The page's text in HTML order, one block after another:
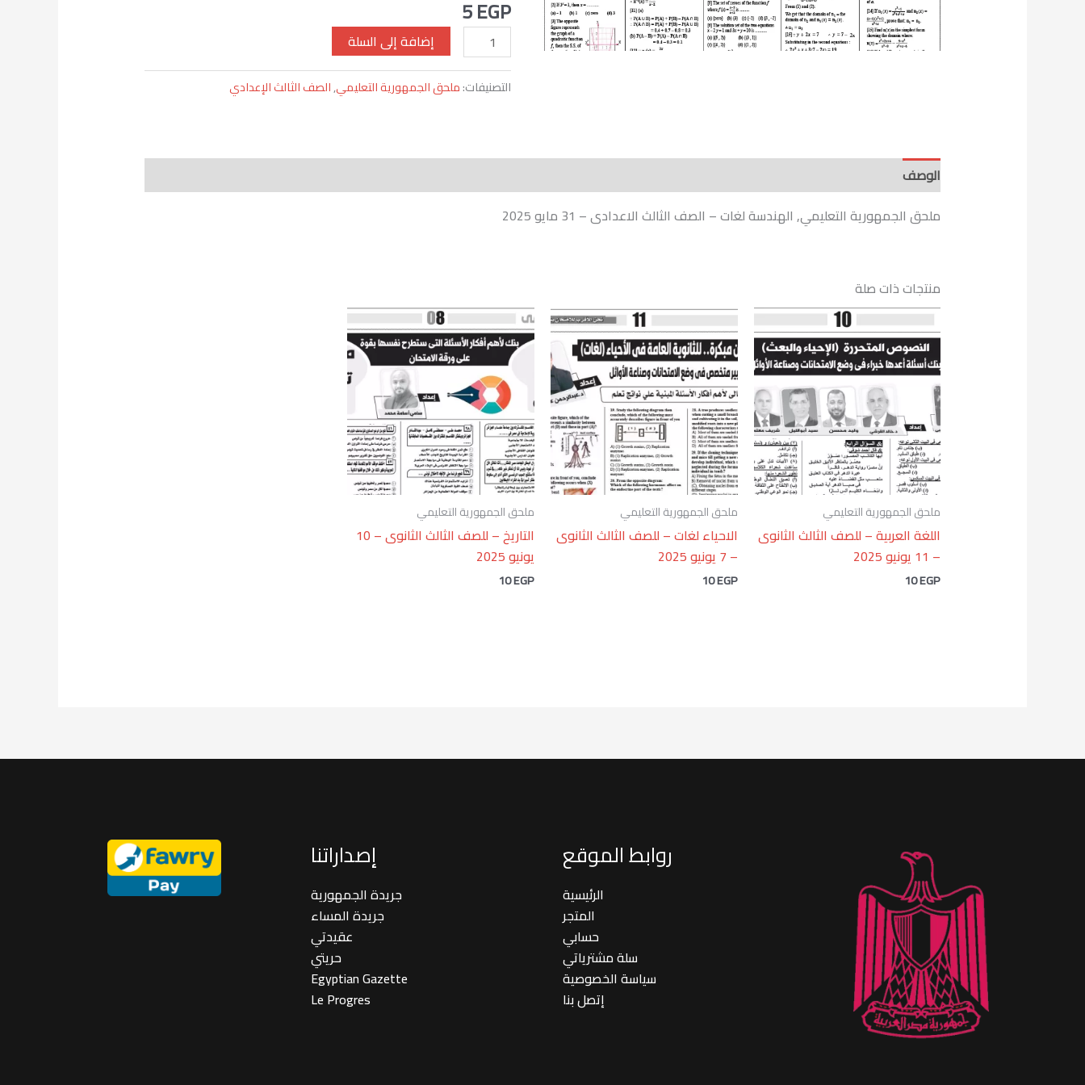
5EGP
-
مايو
2025
إضافة إلى السلة
التصنيفات:ملحق الجمهورية التعليمي,الصف الثالث الإعدادي
الوصف
ملحق الجمهورية التعليمي, الهندسة لغات – الصف الثالث الاعدادى – 31 مايو 2025
منتجات ذات صلة
ملحق الجمهورية التعليمي
اللغة العربية – للصف الثالث الثانوى
– 11 يونيو 2025
10EGP
ملحق الجمهورية التعليمي
الاحياء لغات – للصف الثالث الثانوى
– 7 يونيو 2025
10EGP
ملحق الجمهورية التعليمي
التاريخ – للصف الثالث الثانوى – 10
يونيو 2025
10EGP
روابط الموقع
الرئيسية
المتجر
حسابي
سلة مشترياتي
سياسة الخصوصية
إتصل بنا
إصداراتنا
جريدة الجمهورية
جريدة المساء
عقيدتي
حريتي
Egyptian Gazette
Le Progres